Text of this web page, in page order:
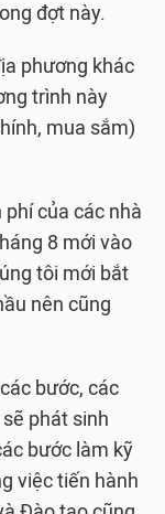
đợt này.
phương khác
trình này
mua sắm)
phí của các nhà
8 mới vào
tôi mới bắt
nên cũng
bước, các
phát sinh
bước làm kỹ
việc tiến hành